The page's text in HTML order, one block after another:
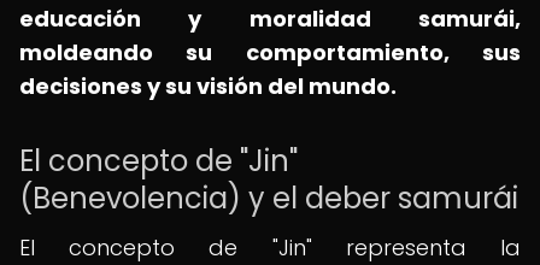
educación y moralidad samurái,
moldeando su comportamiento, sus
decisiones y su visión del mundo.
El concepto de "Jin"
(Benevolencia) y el deber samurái
El concepto de "Jin" representa la